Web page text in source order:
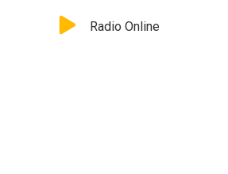
Radio Online